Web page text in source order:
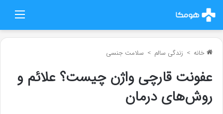
خانه > زندگی سالم > سلامت جنسی
عفونت قارچی واژن چیست؟ علائم و
روش‌های درمان